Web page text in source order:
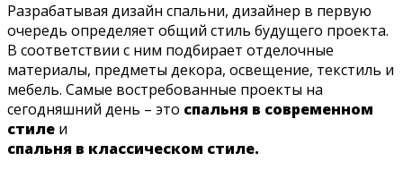
Разрабатывая дизайн спальни, дизайнер в первую
очередь определяет общий стиль будущего проекта.
В соответствии с ним подбирает отделочные
материалы, предметы декора, освещение, текстиль и
мебель. Самые востребованные проекты на
сегодняшний день – это спальня в современном
стиле и
спальня в классическом стиле.